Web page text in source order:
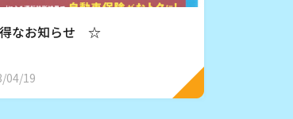
なお知らせ ☆
04/19